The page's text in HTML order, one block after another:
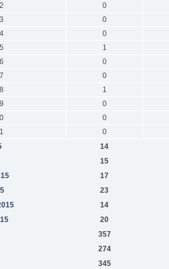
0
0
0
1
0
0
1
0
0
0
14
15
17
23
14
20
357
274
345